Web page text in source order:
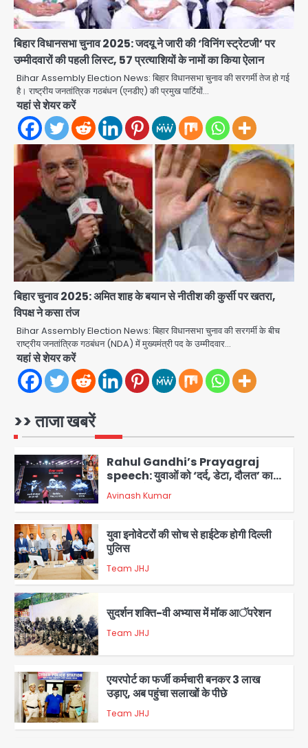
बिहार विधानसभा चुनाव 2025: जदयू ने जारी की ‘विनिंग स्ट्रेटजी’ पर
उम्मीदवारों की पहली लिस्ट, 57 प्रत्याशियों के नामों का किया ऐलान
Bihar Assembly Election News: बिहार विधानसभा चुनाव की सरगर्मी तेज हो गई
है। राष्ट्रीय जनतांत्रिक गठबंधन (एनडीए) की प्रमुख पार्टियों…
यहां से शेयर करें
बिहार चुनाव 2025: अमित शाह के बयान से नीतीश की कुर्सी पर खतरा,
विपक्ष ने कसा तंज
Bihar Assembly Election News: बिहार विधानसभा चुनाव की सरगर्मी के बीच
राष्ट्रीय जनतांत्रिक गठबंधन (NDA) में मुख्यमंत्री पद के उम्मीदवार…
यहां से शेयर करें
>> ताजा खबरें
2
Rahul Gandhi’s Prayagraj
speech: युवाओं को ‘दर्द, डेटा, दौलत’ का
संदेश, बीजेपी का वार
Avinash Kumar
पुलिस
Team JHJ
4
सुदर्शन शक्ति-वी अभ्यास में मॉक आॅपरेशन
Team JHJ
5
एयरपोर्ट का फर्जी कर्मचारी बनकर 3 लाख
उड़ाए, अब पहुंचा सलाखों के पीछे
Team JHJ
Noida Sector-49: सेक्टर-49 में 18
साल की मेड ने की खुदकुशी, शरीर पर नहीं मिली
2
Avinash Kumar
युवा इनोवेटरों की सोच से हाईटेक होगी दिल्ली
पुलिस
4
सुदर्शन शक्ति-वी अभ्यास में मॉक आॅपरेशन
Team JHJ
एयरपोर्ट का फर्जी कर्मचारी बनकर 3 लाख
उड़ाए, अब पहुंचा सलाखों के पीछे
Team JHJ
1
Noida Sector-49: सेक्टर-49 में 18
साल की मेड ने की खुदकुशी, शरीर पर नहीं मिली
कोई बाहरी